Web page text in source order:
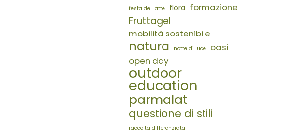
festa del latte flora formazione
Fruttagel
mobilità sostenibile
natura notte di luce
oasi
open day
outdoor
education
parmalat
questione di stili
raccolta differenziata